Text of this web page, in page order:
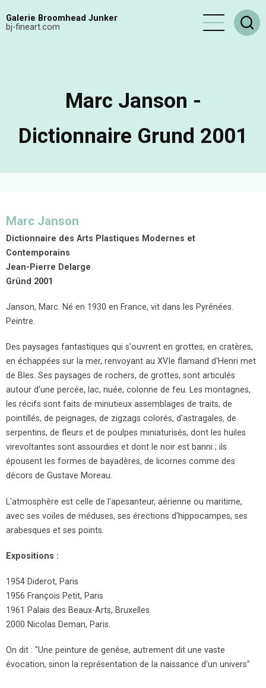
auGalerie Broomhead Junker
bj-fineart.com
Marc Janson -
Dictionnaire Grund 2001
Marc Janson
Dictionnaire des Arts Plastiques Modernes et
Contemporains
Jean-Pierre Delarge
Gründ 2001
Janson, Marc. Né en 1930 en France, vit dans les Pyrénées.
Peintre.
Des paysages fantastiques qui s'ouvrent en grottes, en cratères,
en échappées sur la mer, renvoyant au XVIe flamand d'Henri met
de Bles. Ses paysages de rochers, de grottes, sont articulés
autour d'une percée, lac, nuée, colonne de feu. Les montagnes,
les récifs sont faits de minutieux assemblages de traits, de
pointillés, de peignages, de zigzags colorés, d'astragales, de
serpentins, de fleurs et de poulpes miniaturisés, dont les huiles
virevoltantes sont assourdies et dont le noir est banni ; ils
épousent les formes de bayadères, de licornes comme des
décors de Gustave Moreau.
L'atmosphère est celle de l'apesanteur, aérienne ou maritime,
avec ses voiles de méduses, ses érections d'hippocampes, ses
arabesques et ses points.
Expositions :
1954 Diderot, Paris
1956 François Petit, Paris
1961 Palais des Beaux-Arts, Bruxelles
2000 Nicolas Deman, Paris.
On dit : "Une peinture de genèse, autrement dit une vaste
évocation, sinon la représentation de la naissance d'un univers"